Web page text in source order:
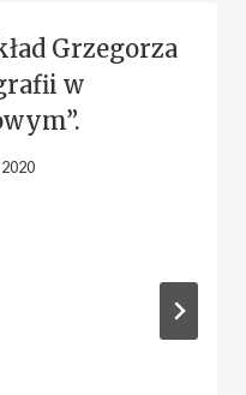
Grzegorza
w